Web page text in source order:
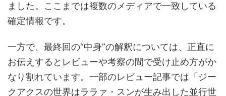
ました。ここまでは複数のメディアで一致している
確定情報です。
一方で、最終回の“中身”の解釈については、正直に
お伝えするとレビューや考察の間で受け止め方がか
なり割れています。一部のレビュー記事では「ジー
クアクスの世界はララァ・スンが生み出した並行世